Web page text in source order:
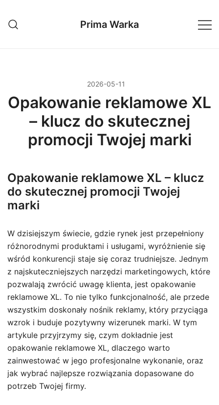
treści
Prima Warka
2026-05-11
Opakowanie reklamowe XL
– klucz do skutecznej
promocji Twojej marki
Opakowanie reklamowe XL – klucz
do skutecznej promocji Twojej
marki
W dzisiejszym świecie, gdzie rynek jest przepełniony
różnorodnymi produktami i usługami, wyróżnienie się
wśród konkurencji staje się coraz trudniejsze. Jednym
z najskuteczniejszych narzędzi marketingowych, które
pozwalają zwrócić uwagę klienta, jest opakowanie
reklamowe XL. To nie tylko funkcjonalność, ale przede
wszystkim doskonały nośnik reklamy, który przyciąga
wzrok i buduje pozytywny wizerunek marki. W tym
artykule przyjrzymy się, czym dokładnie jest
opakowanie reklamowe XL, dlaczego warto
zainwestować w jego profesjonalne wykonanie, oraz
jak wybrać najlepsze rozwiązania dopasowane do
potrzeb Twojej firmy.